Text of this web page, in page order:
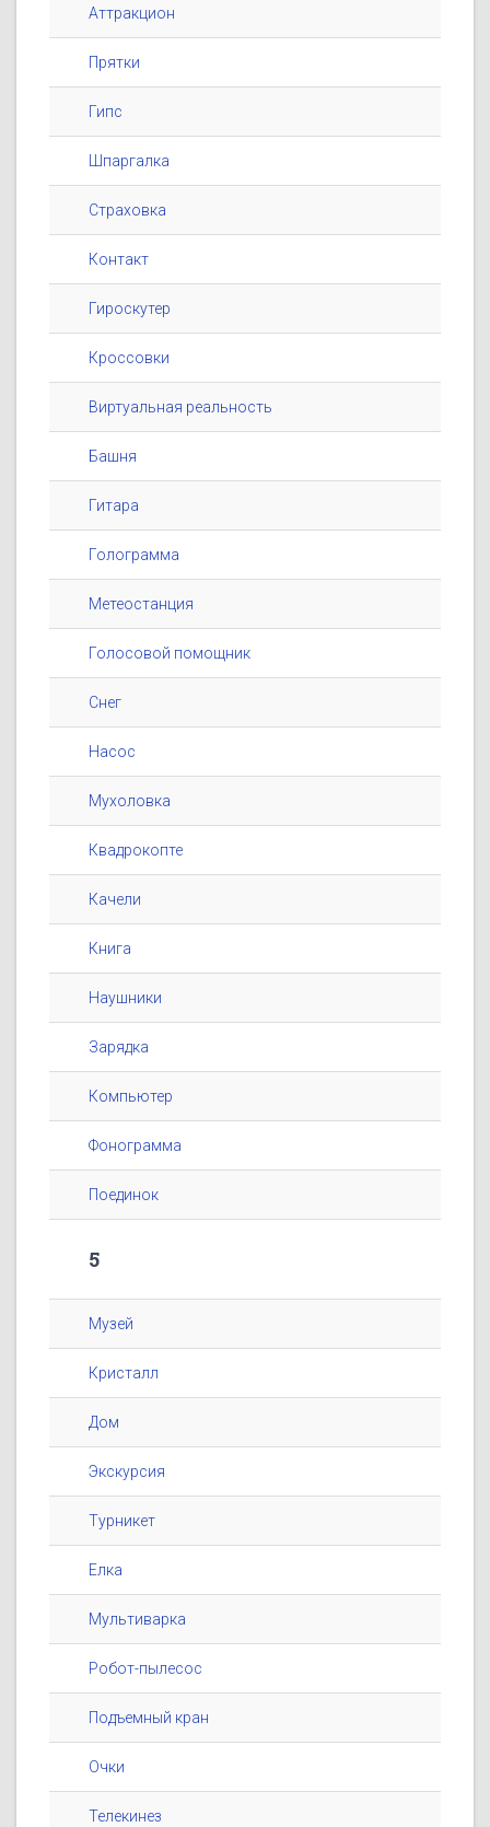
Аттракцион
Прятки
Гипс
Шпаргалка
Страховка
Контакт
Гироскутер
Кроссовки
Виртуальная реальность
Башня
Гитара
Голограмма
Метеостанция
Голосовой помощник
Снег
Насос
Мухоловка
Квадрокопте
Качели
Книга
Наушники
Зарядка
Компьютер
Фонограмма
Поединок
5
Музей
Кристалл
Дом
Экскурсия
Турникет
Елка
Мультиварка
Робот-пылесос
Подъемный кран
Очки
Телекинез